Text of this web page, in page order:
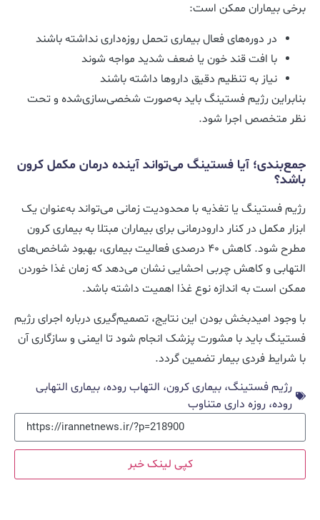
برخی بیماران ممکن است:
در دوره‌های فعال بیماری تحمل روزه‌داری نداشته باشند
با افت قند خون یا ضعف شدید مواجه شوند
نیاز به تنظیم دقیق داروها داشته باشند
بنابراین رژیم فستینگ باید به‌صورت شخصی‌سازی‌شده و تحت
نظر متخصص اجرا شود.
جمع‌بندی؛ آیا فستینگ می‌تواند آینده درمان مکمل کرون
باشد؟
رژیم فستینگ یا تغذیه با محدودیت زمانی می‌تواند به‌عنوان یک
ابزار مکمل در کنار دارودرمانی برای بیماران مبتلا به بیماری کرون
مطرح شود. کاهش ۴۰ درصدی فعالیت بیماری، بهبود شاخص‌های
التهابی و کاهش چربی احشایی نشان می‌دهد که زمان غذا خوردن
ممکن است به اندازه نوع غذا اهمیت داشته باشد.
با وجود امیدبخش بودن این نتایج، تصمیم‌گیری درباره اجرای رژیم
فستینگ باید با مشورت پزشک انجام شود تا ایمنی و سازگاری آن
با شرایط فردی بیمار تضمین گردد.
رژیم فستینگ، بیماری کرون، التهاب روده، بیماری التهابی
روده، روزه داری متناوب
کپی لینک خبر